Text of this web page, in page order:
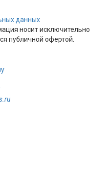
данных
носит исключительно
публичной офертой.